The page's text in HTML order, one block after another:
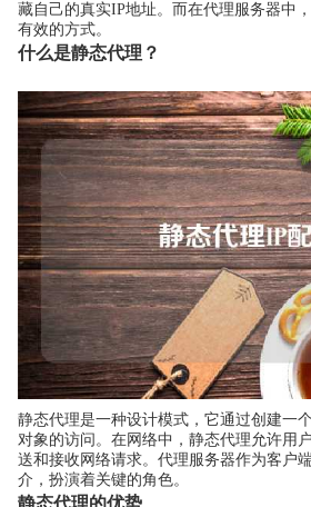
藏自己的真实IP地址。而在代理服务器中
有效的方式。
什么是静态代理？
静态代理是一种设计模式，它通过创建一
对象的访问。在网络中，静态代理允许用
送和接收网络请求。代理服务器作为客户
介，扮演着关键的角色。